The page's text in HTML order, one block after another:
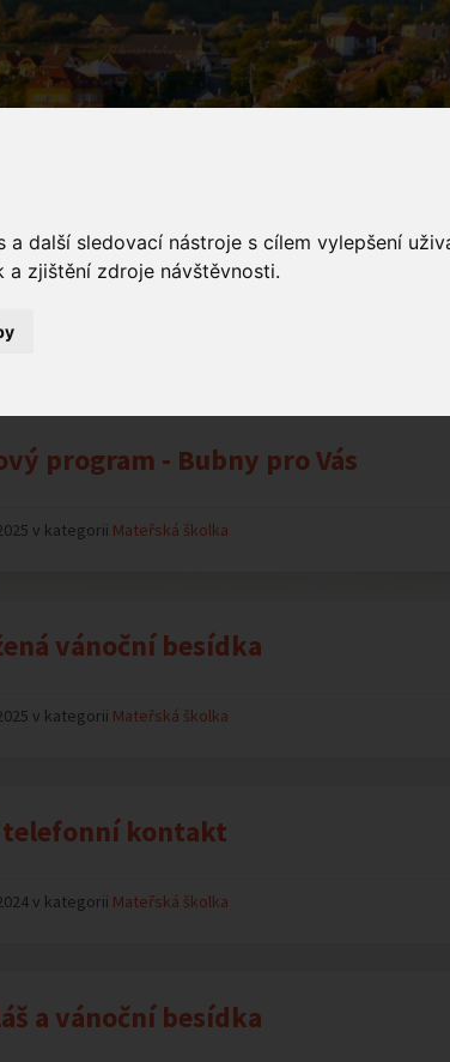
další sledovací nástroje s cílem vylepšení
a zjištění zdroje návštěvnosti.
program - Bubny pro Vás
v kategorii Mateřská školka
vánoční besídka
v kategorii Mateřská školka
telefonní kontakt
v kategorii Mateřská školka
a vánoční besídka